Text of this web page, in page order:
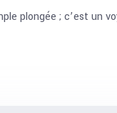
plongée ; c’est